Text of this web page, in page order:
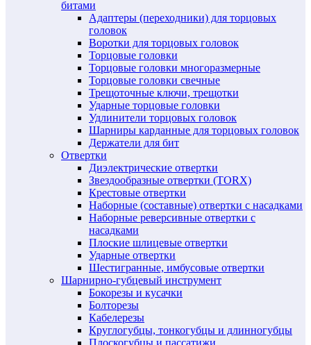
битами
Адаптеры (переходники) для торцовых
головок
Воротки для торцовых головок
Торцовые головки
Торцовые головки многоразмерные
Торцовые головки свечные
Трещоточные ключи, трещотки
Ударные торцовые головки
Удлинители торцовых головок
Шарниры карданные для торцовых головок
Держатели для бит
Отвертки
Диэлектрические отвертки
Звездообразные отвертки (TORX)
Крестовые отвертки
Наборные (составные) отвертки с насадками
Наборные реверсивные отвертки с
насадками
Плоские шлицевые отвертки
Ударные отвертки
Шестигранные, имбусовые отвертки
Шарнирно-губцевый инструмент
Бокорезы и кусачки
Болторезы
Кабелерезы
Круглогубцы, тонкогубцы и длинногубцы
Плоскогубцы и пассатижи